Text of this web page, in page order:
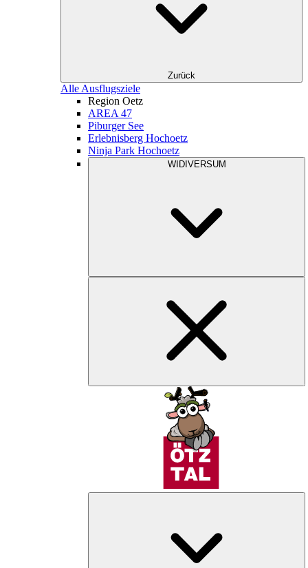
Zurück
Alle Ausflugsziele
Region Oetz
AREA 47
Piburger See
Erlebnisberg Hochoetz
Ninja Park Hochoetz
WIDIVERSUM